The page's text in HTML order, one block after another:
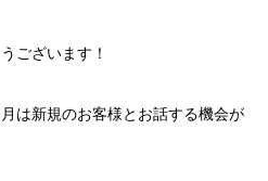
ございます！
は新規のお客様とお話する機会が